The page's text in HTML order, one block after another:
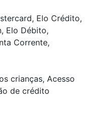
Elo Crédito,
Elo Débito,
Corrente,
crianças, Acesso
de crédito